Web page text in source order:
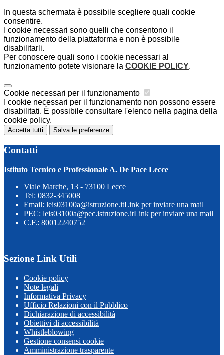
In questa schermata è possibile scegliere quali cookie
consentire.
I cookie necessari sono quelli che consentono il
funzionamento della piattaforma e non è possibile
disabilitarli.
Per conoscere quali sono i cookie necessari al
funzionamento potete visionare la COOKIE POLICY.
Cookie necessari per il funzionamento
I cookie necessari per il funzionamento non possono essere
disabilitati. È possibile consultare l'elenco nella pagina della
cookie policy.
Accetta tutti Salva le preferenze
Contatti
Istituto Tecnico e Professionale A. De Pace Lecce
Viale Marche, 13 - 73100 Lecce
Tel: 0832-345008
Email: leis03100a@istruzione.itLink per inviare una mail
PEC: leis03100a@pec.istruzione.itLink per inviare una mail
C.F.: 80012240752
Sezione Link Utili
Cookie policy
Note legali
Informativa Privacy
Ufficio Relazioni con il Pubblico
Dichiarazione di accessibilità
Obiettivi di accessibilità
Whistleblowing
Gestione consensi cookie
Amministrazione trasparente